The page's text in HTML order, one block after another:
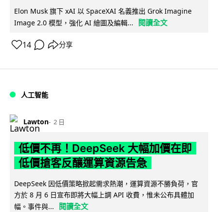
Elon Musk 旗下 xAI 以 SpaceXAI 名義推出 Grok Imagine
Image 2.0 模型，強化 AI 繪圖及編輯...
閱讀全文
14 分享
人工智能
Lawton 2 日
低價不再！DeepSeek 大幅加價在即
低價搶客反釀運算資源告急
DeepSeek 因低價策略掀起需求熱潮，運算資源不勝負荷，官
方於 8 月 6 日宣布即將大幅上調 API 收費，惟未公布具體加
幅。事件與...
閱讀全文